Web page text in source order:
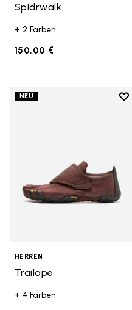
Spidrwalk
+ 2 Farben
150,00 €
NEU
HERREN
Trailope
+ 4 Farben